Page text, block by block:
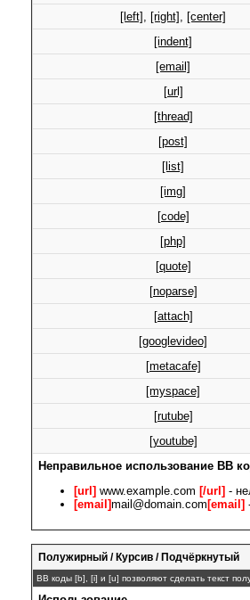
[left] , [right] , [center]
[indent]
[email]
[url]
[thread]
[post]
[list]
[img]
[code]
[php]
[quote]
[noparse]
[attach]
[googlevideo]
[metacafe]
[myspace]
[rutube]
[youtube]
Неправильное использование BB
[url] www.example.com [/url] -
[email]mail@domain.com [email]
Полужирный / Курсив / Подчёркнутый
BB коды [b], [i] и [u] позволяют сделать текст